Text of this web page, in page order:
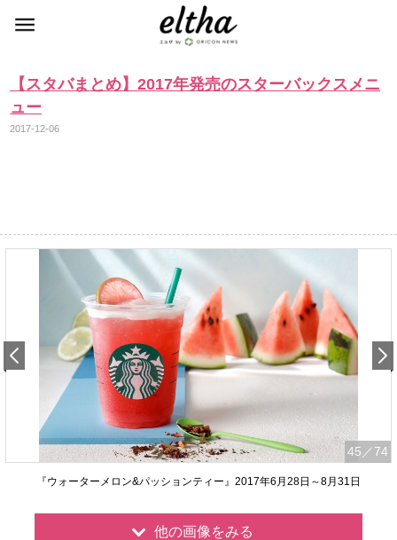
【スタバまとめ】2017年発売のスターバックスメニ
ュー
2017-12-06
45 ／74
『ウォーターメロン&パッションティー』2017年6月28日～8月31日
他の画像をみる